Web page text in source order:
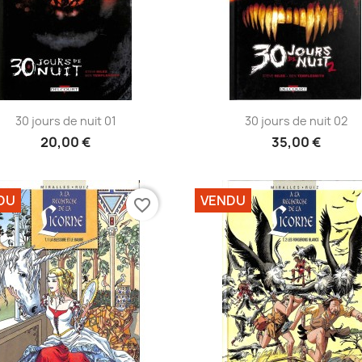
 Aperçu rapide
30 jours de nuit 01
20,00 €
 Aperçu rapide
30 jours de nuit 02
35,00 €
favorite_border VENDU